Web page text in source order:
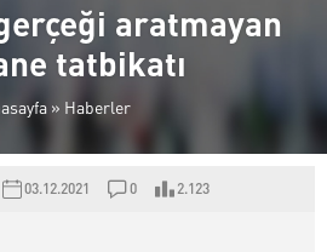
aratmayan
tatbikatı
» Haberler
03.12.2021 0 2.123